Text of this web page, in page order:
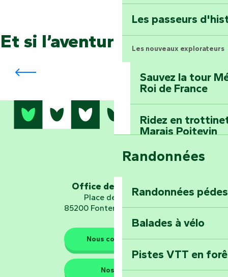
Terre d’étoiles :
Les passeurs
Les nouveaux explorateurs
Sauvez la tour
Roi de France
Ridez en
Marais Poitevin
Embarquez pour
Explorez
d’orientation «
Les gardiens de la nature
Randonnées
Randonnées
Balades à vélo
Pistes VTT en
Et si l’aventure continuait ?
Festival d'astronomie à La Chapelle-
Office de tourisme
Place de Verdun
85200 Fontenay-le-Comte
Nous contacter
Nos QG